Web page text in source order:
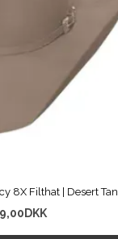
8X Filthat | Desert Tan
DKK